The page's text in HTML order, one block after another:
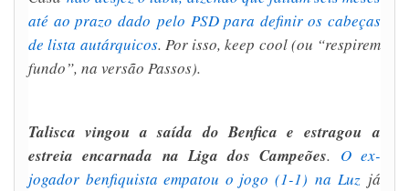
até ao prazo dado pelo PSD para definir os cabeças
de lista autárquicos. Por isso, keep cool (ou “respirem
fundo”, na versão Passos).
Talisca vingou a saída do Benfica e estragou a
estreia encarnada na Liga dos Campeões. O ex-
jogador benfiquista empatou o jogo (1-1) na Luzjá